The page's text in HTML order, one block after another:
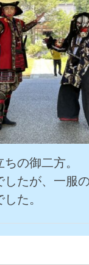
の御二方。
したが、一服
た。